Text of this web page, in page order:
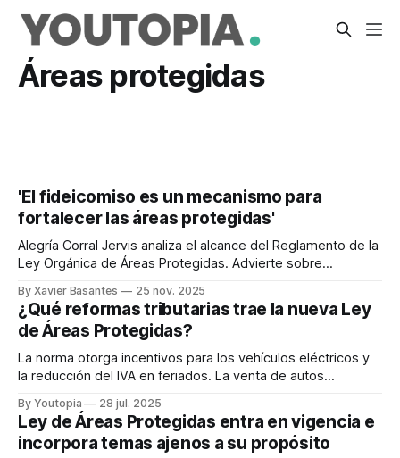
Áreas protegidas
'El fideicomiso es un mecanismo para
fortalecer las áreas protegidas'
Alegría Corral Jervis analiza el alcance del Reglamento de la
Ley Orgánica de Áreas Protegidas. Advierte sobre
By Xavier Basantes 25 nov. 2025
¿Qué reformas tributarias trae la nueva Ley
de Áreas Protegidas?
La norma otorga incentivos para los vehículos eléctricos y
la reducción del IVA en feriados. La venta de autos
By Youtopia 28 jul. 2025
Ley de Áreas Protegidas entra en vigencia e
incorpora temas ajenos a su propósito